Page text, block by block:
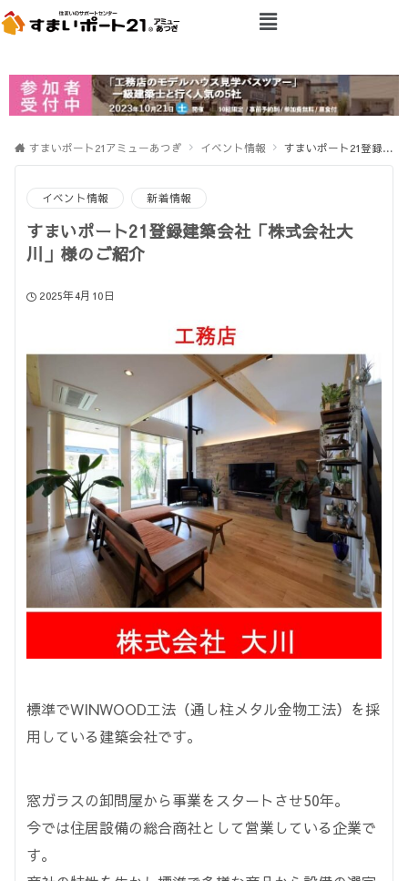
すまいポート21アミューあつぎ イベント情報 すまいポート21登録建築会社「株式会社大川」様のご紹介
イベント情報 新着情報
すまいポート21登録建築会社「株式会社大
川」様のご紹介
2025年4月10日
標準でWINWOOD工法（通し柱メタル金物工法）を採
用している建築会社です。
窓ガラスの卸問屋から事業をスタートさせ50年。
今では住居設備の総合商社として営業している企業で
す。